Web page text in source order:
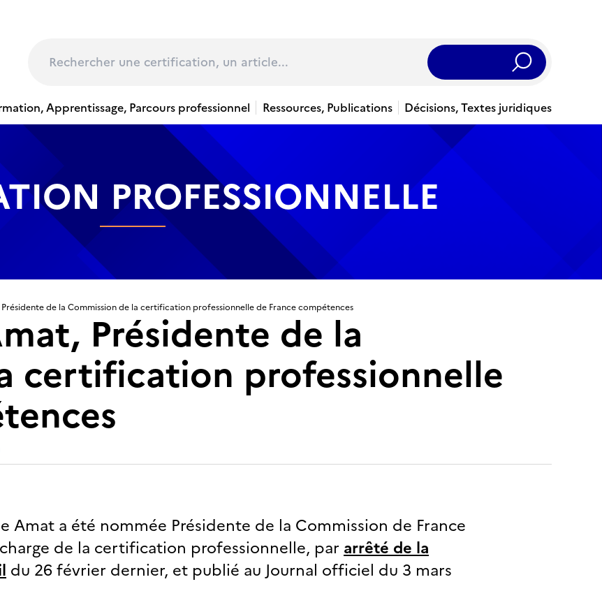
Rechercher
Apprentissage, Parcours professionnel Ressources, Publications Décisions, Textes juridiques
PROFESSIONNELLE
de la Commission de la certification professionnelle de France compétences
Présidente de la
certification professionnelle
Amat a été nommée Présidente de la Commission de France
de la certification professionnelle, par arrêté de la
du 26 février dernier, et publié au Journal officiel du 3 mars